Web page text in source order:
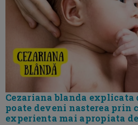
Cezariana blanda explicata
poate deveni nasterea prin
experienta mai apropiata